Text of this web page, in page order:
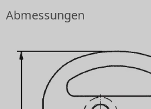
Abmessungen